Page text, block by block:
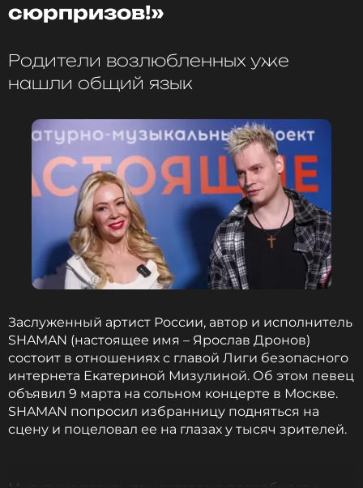
сюрпризов!»
Родители возлюбленных уже
нашли общий язык
Заслуженный артист России, автор и исполнитель
SHAMAN (настоящее имя – Ярослав Дронов)
состоит в отношениях с главой Лиги безопасного
интернета Екатериной Мизулиной. Об этом певец
объявил 9 марта на сольном концерте в Москве.
SHAMAN попросил избранницу подняться на
сцену и поцеловал ее на глазах у тысяч зрителей.